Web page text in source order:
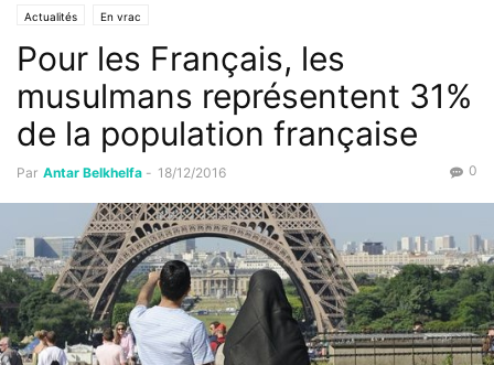
Actualités En vrac
Pour les Français, les
musulmans représentent 31%
de la population française
Par Antar Belkhelfa - 18/12/2016 0